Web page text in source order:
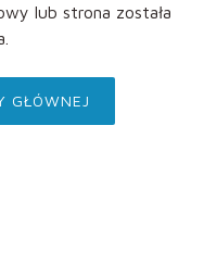
lub strona została
GŁÓWNEJ